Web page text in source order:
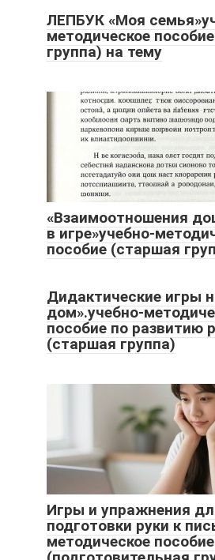
ЛЕПБУК «Моя
методическое
группа) на тему
«Взаимоотношения
в игре»учебно-
пособие (старшая
Дидактические игры
дом».учебно-
пособие по развитию
(старшая группа)
Игры и упражнения
подготовки руки к
методическое пособие